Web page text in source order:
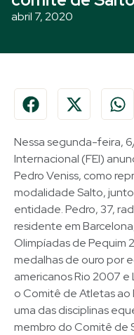
abril 7, 2020
Nessa segunda-feira,
Internacional (FEI)
Pedro Veniss, como
modalidade Salto,
entidade. Pedro, 37,
residente em
Olimpíadas de Pequim
medalhas de ouro por
americanos Rio 2007 e
o Comitê de Atletas
uma das disciplinas
membro do Comitê de